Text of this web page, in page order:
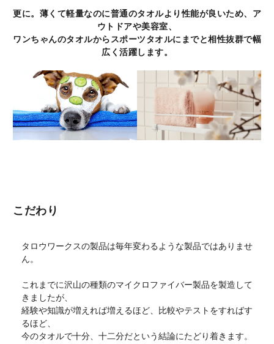
更に。薄くて軽量なのに普通のタオルより性能が良いため、ア
ウトドアや美容室、
ワンちゃんのタオルからスポーツタオルにまでと相性抜群で幅
広く活躍します。
こだわり
タロウワークスの製品は毎年変わるような製品ではありませ
ん。
これまでに沢山の種類のマイクロファイバー製品を製造して
きましたが、
経験や知識が増えれば増えるほど、比較やテストをすればす
るほど、
今のタオルで十分、十二分だという結論にたどり着きます。